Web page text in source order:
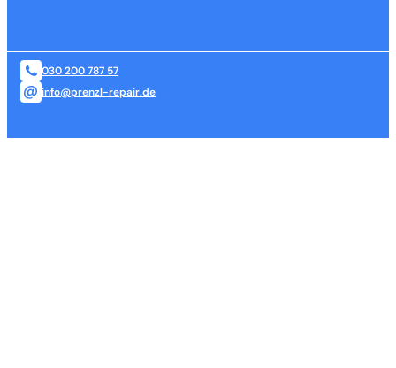
030 200 787 57
info@prenzl-repair.de